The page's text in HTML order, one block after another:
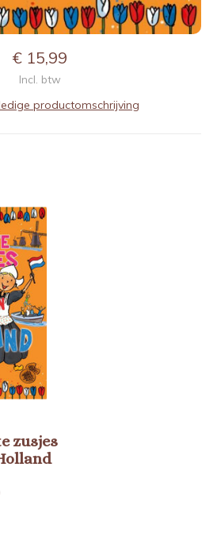
€ 15,99
Incl. btw
productomschrijving
zusjes